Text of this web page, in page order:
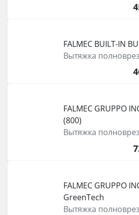
FALMEC BUILT-IN
Вытяжка
FALMEC GRUPPO
(800)
Вытяжка
FALMEC GRUPPO
GreenTech
Вытяжка